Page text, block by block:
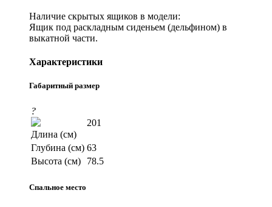
Наличие скрытых ящиков в модели:
Ящик под раскладным сиденьем (дельфином) в
выкатной части.
Характеристики
Габаритный размер
?
Длина (см)
201
Глубина (см) 63
Высота (см)
78.5
Спальное место